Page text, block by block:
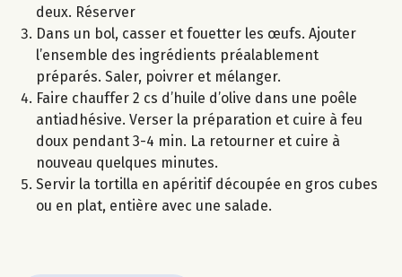
deux. Réserver
Dans un bol, casser et fouetter les œufs. Ajouter
l’ensemble des ingrédients préalablement
préparés. Saler, poivrer et mélanger.
Faire chauffer 2 cs d’huile d’olive dans une poêle
antiadhésive. Verser la préparation et cuire à feu
doux pendant 3-4 min. La retourner et cuire à
nouveau quelques minutes.
Servir la tortilla en apéritif découpée en gros cubes
ou en plat, entière avec une salade.